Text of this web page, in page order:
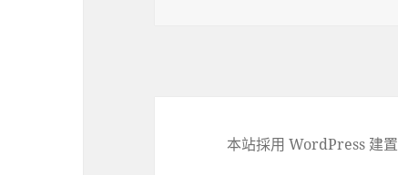
本站採用 WordPress 建置